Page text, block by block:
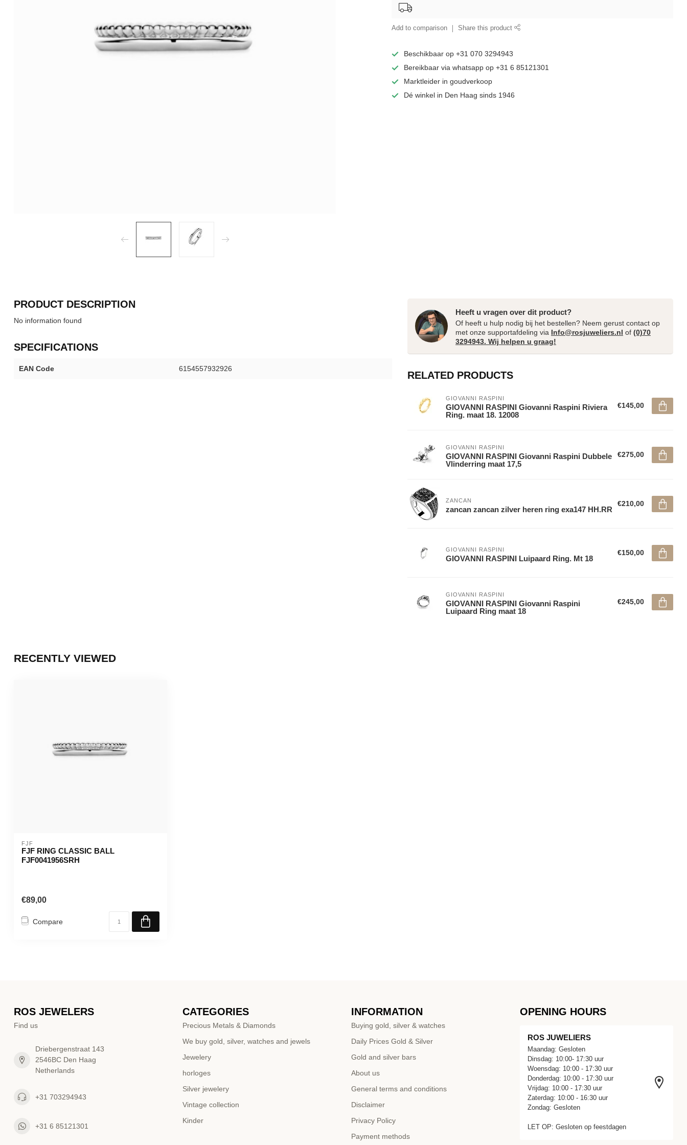
Add to comparison Share this product
Beschikbaar op +31 070 3294943
Bereikbaar via whatsapp op +31 6 85121301
Marktleider in goudverkoop
Dé winkel in Den Haag sinds 1946
PRODUCT DESCRIPTION
No information found
SPECIFICATIONS
EAN Code 6154557932926
Heeft u vragen over dit product?
Of heeft u hulp nodig bij het bestellen? Neem gerust contact op
met onze supportafdeling via Info@rosjuweliers.nl of (0)70
3294943. Wij helpen u graag!
RELATED PRODUCTS
GIOVANNI RASPINI
GIOVANNI RASPINI Giovanni Raspini Riviera
Ring. maat 18. 12008
€145,00
GIOVANNI RASPINI
GIOVANNI RASPINI Giovanni Raspini Dubbele
Vlinderring maat 17,5
€275,00
ZANCAN
zancan zancan zilver heren ring exa147 HH.RR
€210,00
GIOVANNI RASPINI
GIOVANNI RASPINI Luipaard Ring. Mt 18
€150,00
GIOVANNI RASPINI
GIOVANNI RASPINI Giovanni Raspini
Luipaard Ring maat 18
€245,00
RECENTLY VIEWED
FJF
FJF RING CLASSIC BALL
FJF0041956SRH
€89,00
Compare
ROS JEWELERS
Find us
Driebergenstraat 143
2546BC Den Haag
Netherlands
+31 703294943
+31 6 85121301
CATEGORIES
Precious Metals & Diamonds
We buy gold, silver, watches and jewels
Jewelery
horloges
Silver jewelery
Vintage collection
Kinder
INFORMATION
Buying gold, silver & watches
Daily Prices Gold & Silver
Gold and silver bars
About us
General terms and conditions
Disclaimer
Privacy Policy
Payment methods
OPENING HOURS
ROS JUWELIERS
Maandag: Gesloten
Dinsdag: 10:00- 17:30 uur
Woensdag: 10:00 - 17:30 uur
Donderdag: 10:00 - 17:30 uur
Vrijdag: 10:00 - 17:30 uur
Zaterdag: 10:00 - 16:30 uur
Zondag: Gesloten
LET OP: Gesloten op feestdagen